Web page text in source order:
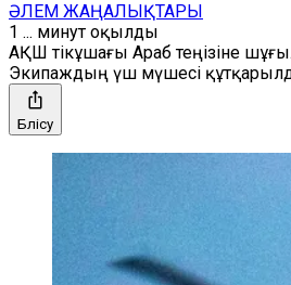
ӘЛЕМ ЖАҢАЛЫҚТАРЫ
1 ... минут оқылды
АҚШ тікұшағы Араб теңізіне
Экипаждың үш мүшесі
Бөлісу